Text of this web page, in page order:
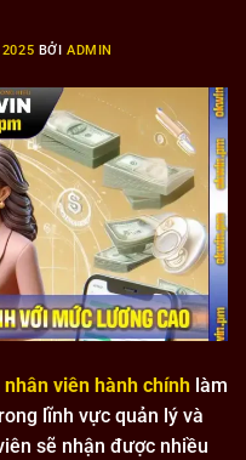
BỞI ADMIN
viên hành chính làm
lĩnh vực quản lý và
sẽ nhận được nhiều